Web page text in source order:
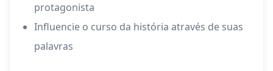
protagonista
Influencie o curso da história através de suas
palavras